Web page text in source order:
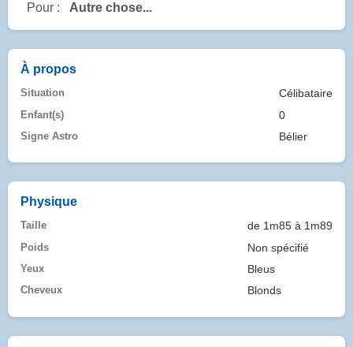
Pour : Autre chose...
À propos
Situation Célibataire
Enfant(s) 0
Signe Astro Bélier
Physique
Taille de 1m85 à 1m89
Poids Non spécifié
Yeux Bleus
Cheveux Blonds